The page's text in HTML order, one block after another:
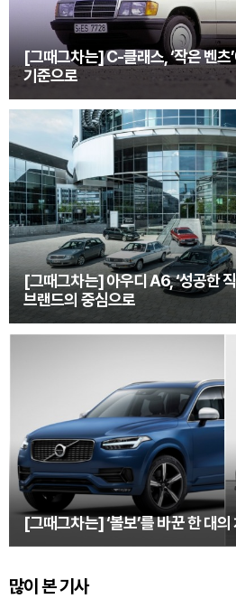
[그때그차는] C-클래스, ‘작은 벤츠
기준으로
[그때그차는] 아우디 A6, ‘성공한
브랜드의 중심으로
[그때그차는] ‘볼보’를 바꾼 한 대
많이 본 기사